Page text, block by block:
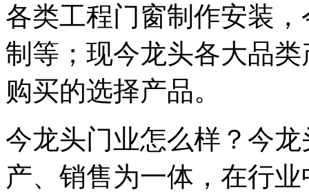
各类工程门窗制作安装
制等；现今龙头各大品
购买的选择产品。
今龙头门业怎么样？今
产、销售为一体，在行